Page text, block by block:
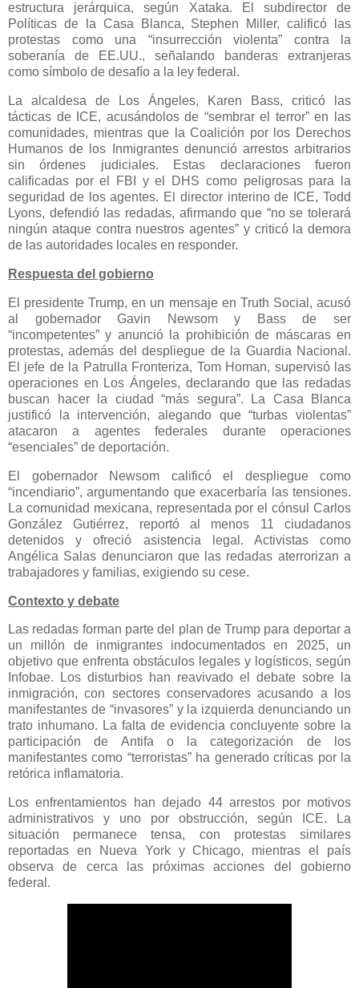
estructura jerárquica, según Xataka. El subdirector de
Políticas de la Casa Blanca, Stephen Miller, calificó las
protestas como una “insurrección violenta” contra la
soberanía de EE.UU., señalando banderas extranjeras
como símbolo de desafío a la ley federal.
La alcaldesa de Los Ángeles, Karen Bass, criticó las
tácticas de ICE, acusándolos de “sembrar el terror” en las
comunidades, mientras que la Coalición por los Derechos
Humanos de los Inmigrantes denunció arrestos arbitrarios
sin órdenes judiciales. Estas declaraciones fueron
calificadas por el FBI y el DHS como peligrosas para la
seguridad de los agentes. El director interino de ICE, Todd
Lyons, defendió las redadas, afirmando que “no se tolerará
ningún ataque contra nuestros agentes” y criticó la demora
de las autoridades locales en responder.
Respuesta del gobierno
El presidente Trump, en un mensaje en Truth Social, acusó
al gobernador Gavin Newsom y Bass de ser
“incompetentes” y anunció la prohibición de máscaras en
protestas, además del despliegue de la Guardia Nacional.
El jefe de la Patrulla Fronteriza, Tom Homan, supervisó las
operaciones en Los Ángeles, declarando que las redadas
buscan hacer la ciudad “más segura”. La Casa Blanca
justificó la intervención, alegando que “turbas violentas”
atacaron a agentes federales durante operaciones
“esenciales” de deportación.
El gobernador Newsom calificó el despliegue como
“incendiario”, argumentando que exacerbaría las tensiones.
La comunidad mexicana, representada por el cónsul Carlos
González Gutiérrez, reportó al menos 11 ciudadanos
detenidos y ofreció asistencia legal. Activistas como
Angélica Salas denunciaron que las redadas aterrorizan a
trabajadores y familias, exigiendo su cese.
Contexto y debate
Las redadas forman parte del plan de Trump para deportar a
un millón de inmigrantes indocumentados en 2025, un
objetivo que enfrenta obstáculos legales y logísticos, según
Infobae. Los disturbios han reavivado el debate sobre la
inmigración, con sectores conservadores acusando a los
manifestantes de “invasores” y la izquierda denunciando un
trato inhumano. La falta de evidencia concluyente sobre la
participación de Antifa o la categorización de los
manifestantes como “terroristas” ha generado críticas por la
retórica inflamatoria.
Los enfrentamientos han dejado 44 arrestos por motivos
administrativos y uno por obstrucción, según ICE. La
situación permanece tensa, con protestas similares
reportadas en Nueva York y Chicago, mientras el país
observa de cerca las próximas acciones del gobierno
federal.